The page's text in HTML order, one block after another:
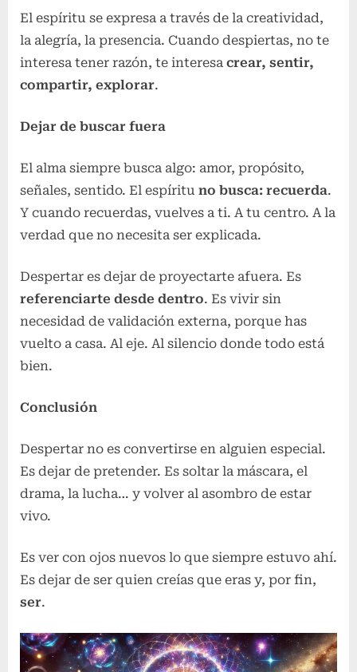
El espíritu se expresa a través de la creatividad,
la alegría, la presencia. Cuando despiertas, no te
interesa tener razón, te interesa crear, sentir,
compartir, explorar.
Dejar de buscar fuera
El alma siempre busca algo: amor, propósito,
señales, sentido. El espíritu no busca: recuerda.
Y cuando recuerdas, vuelves a ti. A tu centro. A la
verdad que no necesita ser explicada.
Despertar es dejar de proyectarte afuera. Es
referenciarte desde dentro. Es vivir sin
necesidad de validación externa, porque has
vuelto a casa. Al eje. Al silencio donde todo está
bien.
Conclusión
Despertar no es convertirse en alguien especial.
Es dejar de pretender. Es soltar la máscara, el
drama, la lucha… y volver al asombro de estar
vivo.
Es ver con ojos nuevos lo que siempre estuvo ahí.
Es dejar de ser quien creías que eras y, por fin,
ser.